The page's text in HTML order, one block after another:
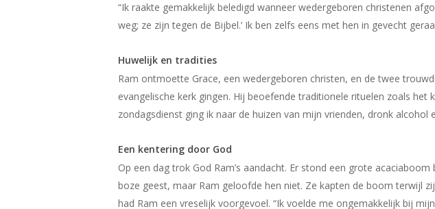
“Ik raakte gemakkelijk beledigd wanneer wedergeboren christenen
weg; ze zijn tegen de Bijbel.’ Ik ben zelfs eens met hen in gevecht
Huwelijk en tradities
Ram ontmoette Grace, een wedergeboren christen, en de twee
evangelische kerk gingen. Hij beoefende traditionele rituelen zoals
zondagsdienst ging ik naar de huizen van mijn vrienden, dronk alcohol
Een kentering door God
Op een dag trok God Ram’s aandacht. Er stond een grote
boze geest, maar Ram geloofde hen niet. Ze kapten de boom terwijl
had Ram een vreselijk voorgevoel. “Ik voelde me ongemakkelijk bij